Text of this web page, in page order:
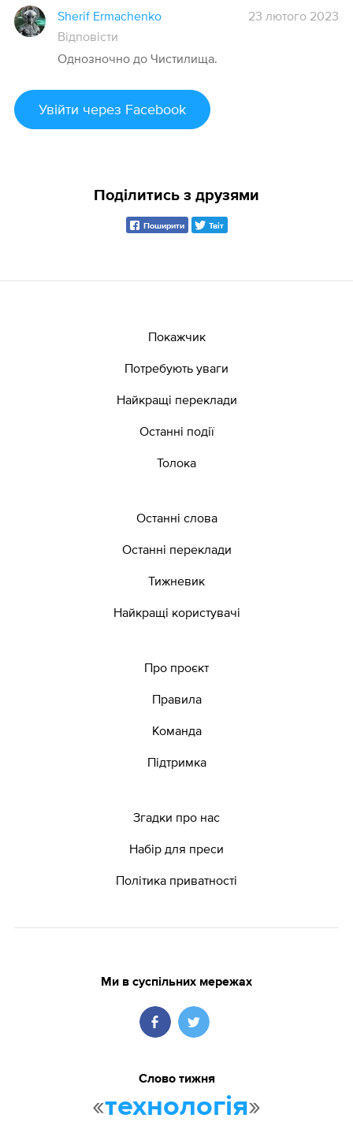
Sherif Ermachenko
23 лютого 2023
Відповісти
Однозночно до Чистилища.
Увійти через Facebook
Поділитись з друзями
Поширити Твіт
Покажчик
Потребують уваги
Найкращі переклади
Останні події
Толока
Останні слова
Останні переклади
Тижневик
Найкращі користувачі
Про проєкт
Правила
Команда
Підтримка
Згадки про нас
Набір для преси
Політика приватності
Ми в суспільних мережах
Слово тижня
«технологія»